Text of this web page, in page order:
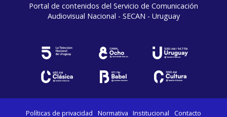
Portal de contenidos del Servicio de Comunicación
Audiovisual Nacional - SECAN - Uruguay
Políticas de privacidad Normativa Institucional Contacto